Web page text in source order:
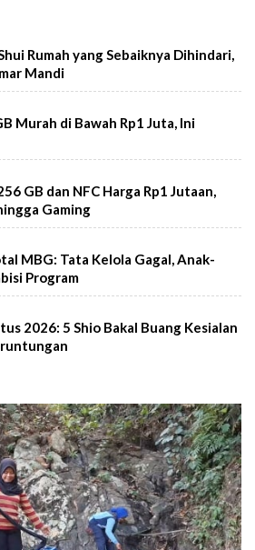
Rumah yang Sebaiknya Dihindari,
Mandi
Murah di Bawah Rp1 Juta, Ini
GB dan NFC Harga Rp1 Jutaan,
Gaming
MBG: Tata Kelola Gagal, Anak-
Program
2026: 5 Shio Bakal Buang Kesialan